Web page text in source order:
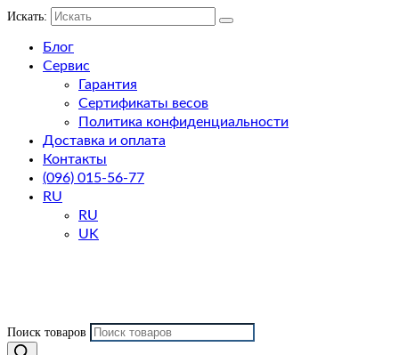
Искать:
Блог
Сервис
Гарантия
Сертификаты весов
Политика конфиденциальности
Доставка и оплата
Контакты
(096) 015-56-77
RU
RU
UK
Поиск товаров